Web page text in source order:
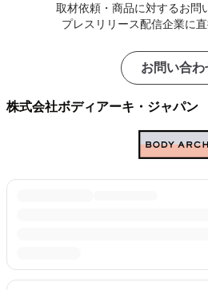
取材依頼・商品に対するお問
プレスリリース配信企業に直
お問い合わ
株式会社ボディアーキ・ジャパン